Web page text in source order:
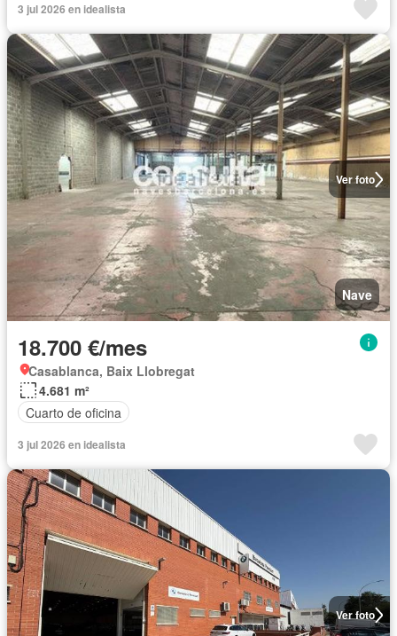
3 jul 2026 en idealista
Ver foto
Nave
18.700 €/mes
Casablanca, Baix Llobregat
4.681 m²
Cuarto de oficina
3 jul 2026 en idealista
Ver foto